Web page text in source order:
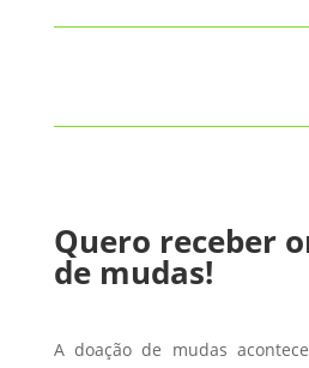
Quero receber
de mudas!
A doação de mudas